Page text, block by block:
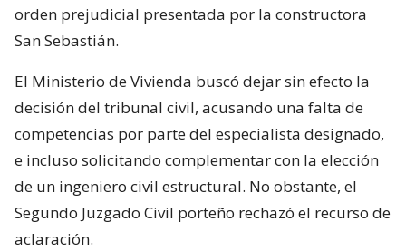
orden prejudicial presentada por la constructora
San Sebastián.
El Ministerio de Vivienda buscó dejar sin efecto la
decisión del tribunal civil, acusando una falta de
competencias por parte del especialista designado,
e incluso solicitando complementar con la elección
de un ingeniero civil estructural. No obstante, el
Segundo Juzgado Civil porteño rechazó el recurso de
aclaración.